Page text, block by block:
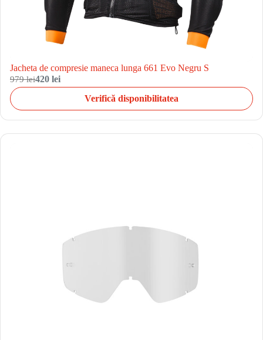
Jacheta de compresie maneca lunga 661 Evo Negru S
979 lei420 lei
Verifică disponibilitatea